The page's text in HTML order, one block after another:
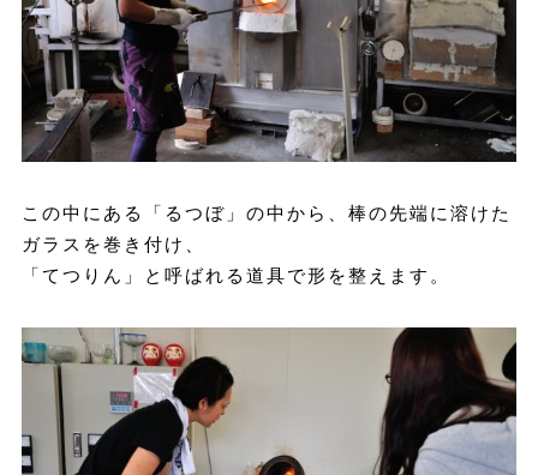
この中にある「るつぼ」の中から、棒の先端に溶けた
ガラスを巻き付け、
「てつりん」と呼ばれる道具で形を整えます。